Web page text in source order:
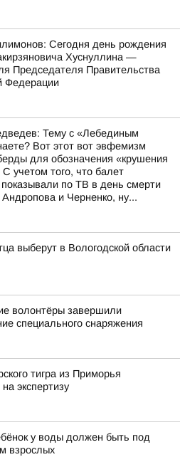
Сегодня день рождения
Хуснуллина —
Председателя Правительства
Федерации
Тему с «Лебединым
Вот этот вот эвфемизм
для обозначения «крушения
учетом того, что балет
показывали по ТВ в день смерти
и Черненко, ну...
выберут в Вологодской области
волонтёры завершили
специального снаряжения
тигра из Приморья
экспертизу
у воды должен быть под
взрослых